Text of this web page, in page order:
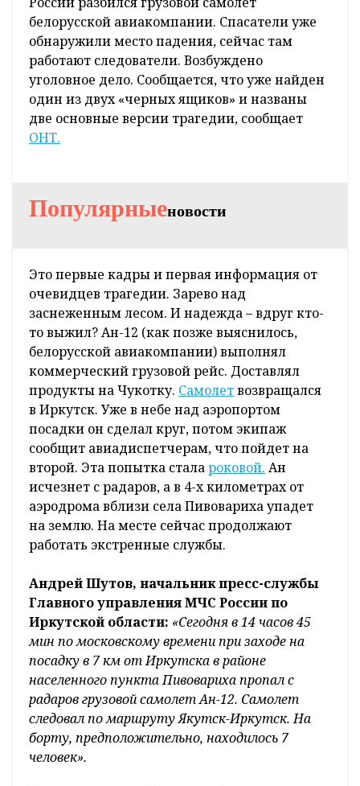
белорусской авиакомпании. Спасатели уже
обнаружили место падения, сейчас там
работают следователи. Возбуждено
уголовное дело. Сообщается, что уже найден
один из двух «черных ящиков» и названы
две основные версии трагедии, сообщает
ОНТ.
Популярныеновости
Это первые кадры и первая информация от
очевидцев трагедии. Зарево над
заснеженным лесом. И надежда – вдруг кто-
то выжил? Ан-12 (как позже выяснилось,
белорусской авиакомпании) выполнял
коммерческий грузовой рейс. Доставлял
продукты на Чукотку. Самолетвозвращался
в Иркутск. Уже в небе над аэропортом
посадки он сделал круг, потом экипаж
сообщит авиадиспетчерам, что пойдет на
второй. Эта попытка сталароковой. Ан
исчезнет с радаров, а в 4-х километрах от
аэродрома вблизи села Пивовариха упадет
на землю. На месте сейчас продолжают
работать экстренные службы.
Андрей Шутов, начальник пресс-службы
Главного управления МЧС России по
Иркутской области: «Сегодня в 14 часов 45
мин по московскому времени при заходе на
посадку в 7 км от Иркутска в районе
населенного пункта Пивовариха пропал с
радаров грузовой самолет Ан-12. Самолет
следовал по маршруту Якутск-Иркутск. На
борту, предположительно, находилось 7
человек».